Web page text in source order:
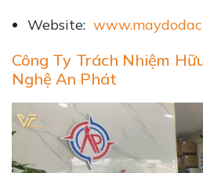
Website:
Công Ty Trách Nhiệm
Nghệ An Phát